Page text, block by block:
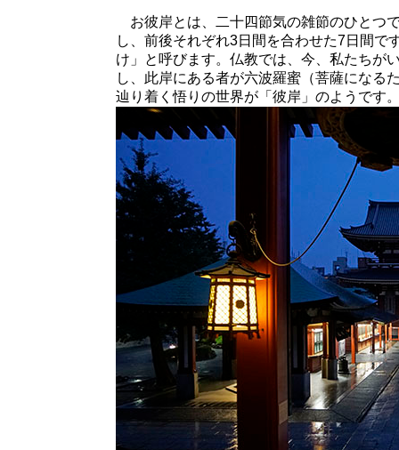
お彼岸とは、二十四節気の雑節のひとつ
し、前後それぞれ3日間を合わせた7日間で
け」と呼びます。仏教では、今、私たちが
し、此岸にある者が六波羅蜜（菩薩になる
辿り着く悟りの世界が「彼岸」のようです